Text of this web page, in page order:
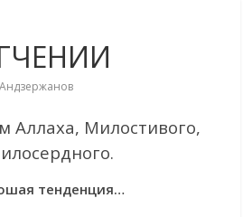
Аллаха, Милостивого,
тенденция…